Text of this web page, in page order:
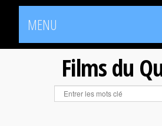
MENU
Films du